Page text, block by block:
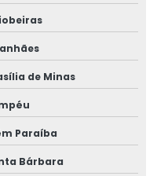
de Minas
Paraíba
Bárbara